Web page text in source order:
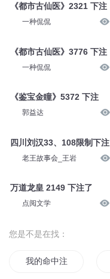
《都市古仙医》2321 下注
一种侃侃
《都市古仙医》3776 下注
一种侃侃
《鉴宝金瞳》5372 下注
郭益达
四川刘汉33、108限制下注
老王故事会_王岩
万道龙皇 2149 下注了
点阅文学
您是不是在找：
我的命中注定就是她